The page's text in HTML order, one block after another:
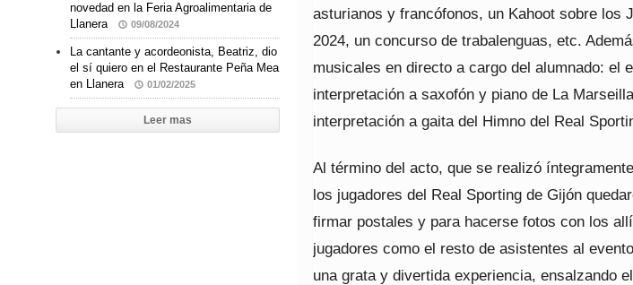
asturianos y francófonos, un Kahoot sobre los
2024, un concurso de trabalenguas, etc.
musicales en directo a cargo del alumnado: el
interpretación a saxofón y piano de La
interpretación a gaita del Himno del Real
Al término del acto, que se realizó
los jugadores del Real Sporting de Gijón
firmar postales y para hacerse fotos con los
jugadores como el resto de asistentes al
una grata y divertida experiencia, ensalzando
novedad en la Feria Agroalimentaria de
Llanera
09/08/2024
La cantante y acordeonista, Beatriz, dio
el sí quiero en el Restaurante Peña Mea
en Llanera
01/02/2025
Leer mas